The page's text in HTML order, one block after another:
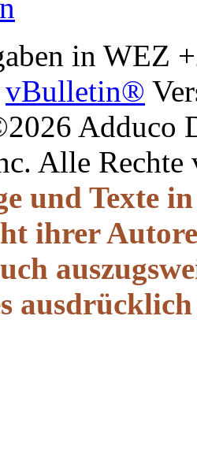
in WEZ
vBulletin®
Adduco
Alle Rechte
und Texte
ihrer